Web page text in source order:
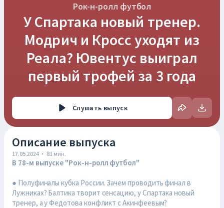
Рок-н-ролл футбол
У Спартака новый тренер.
Модрич и Кросс уходят из
Реала? Ювентус выиграл
первый трофей за 3 года
Слушать выпуск
Описание выпуска
17.05.2024 · 81 мин.
В 78-м выпуске "Рок-н-ролл футбол"
● Полуфиналы кубка России. Зачем проводить финал в
Лужниках? Балтика творит сенсацию, у Спартака новый
тренер, а у Федотова конфликт с Акинфеевым?